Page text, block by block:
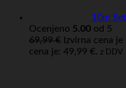
10m
Ocenjeno 5.00 od 5
69,99€ Izvirna cena
cena je: 49,99 €. z DDV